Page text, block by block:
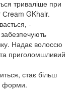
триваліше при
Сream GKhair.
-
Надає волоссю
приголомшливий
стає більш
форми.